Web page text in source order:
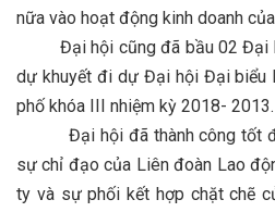
nữa vào hoạt động kinh doanh
Đại hội cũng đã bầu 02 Đại
dự khuyết đi dự Đại hội Đại biểu
phố khóa III nhiệm kỳ 2018- 2013.
Đại hội đã thành công tốt
sự chỉ đạo của Liên đoàn Lao
ty và sự phối kết hợp chặt chẽ